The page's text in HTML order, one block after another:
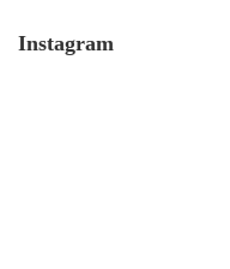
Instagram